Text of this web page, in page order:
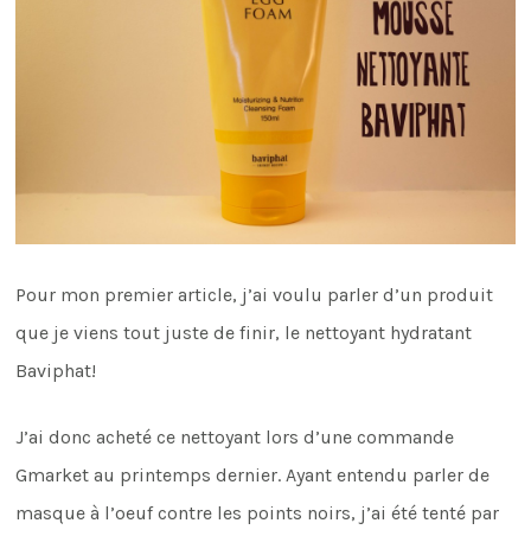
Pour mon premier article, j’ai voulu parler d’un produit
que je viens tout juste de finir, le nettoyant hydratant
Baviphat!
J’ai donc acheté ce nettoyant lors d’une commande
Gmarket au printemps dernier. Ayant entendu parler de
masque à l’oeuf contre les points noirs, j’ai été tenté par